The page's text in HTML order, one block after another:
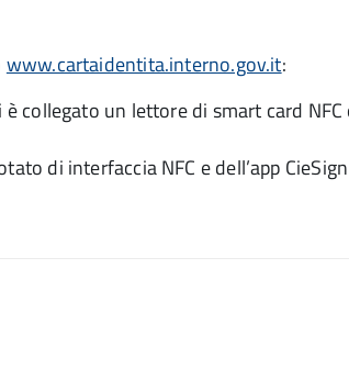
www.cartaidentita.interno.gov.it:
un lettore di smart card
di interfaccia NFC e dell’app